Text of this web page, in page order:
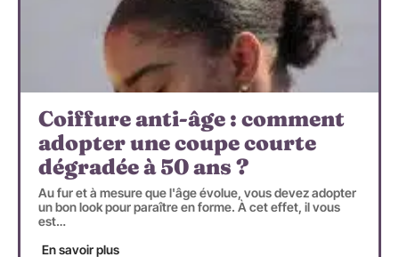
Coiffure anti-âge : comment
adopter une coupe courte
dégradée à 50 ans ?
Au fur et à mesure que l'âge évolue, vous devez adopter
un bon look pour paraître en forme. À cet effet, il vous
est…
En savoir plus